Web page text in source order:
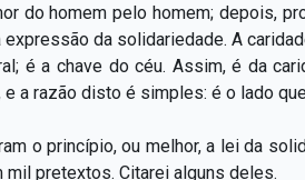
do homem pelo homem; depois,
da solidariedade. A
é a chave do céu. Assim, é da
a razão disto é simples: é o lado
o princípio, ou melhor, a lei da
pretextos. Citarei alguns deles.